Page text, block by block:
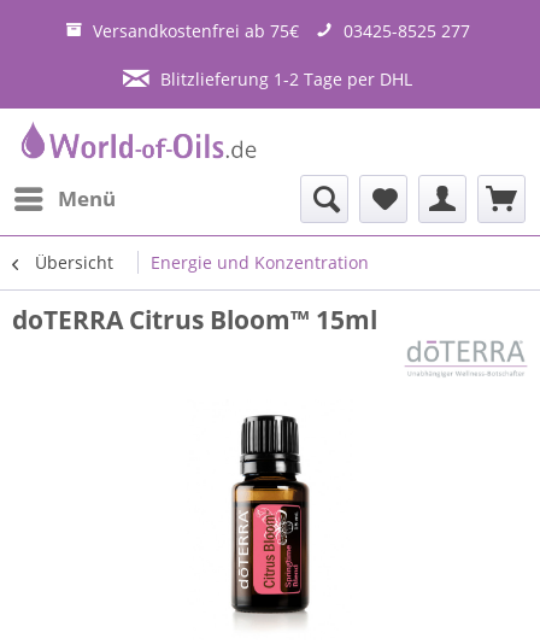
Versandkostenfrei ab 75€ 03425-8525 277
Blitzlieferung 1-2 Tage per DHL
Menü
Übersicht Energie und Konzentration
doTERRA Citrus Bloom™ 15ml